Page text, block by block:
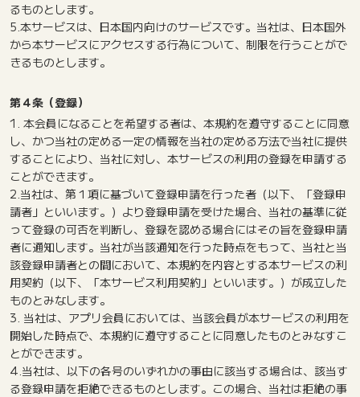
るものとします。
5.本サービスは、日本国内向けのサービスです。当社は、日本国外
から本サービスにアクセスする行為について、制限を行うことがで
きるものとします。
第４条（登録）
1. 本会員になることを希望する者は、本規約を遵守することに同意
し、かつ当社の定める一定の情報を当社の定める方法で当社に提供
することにより、当社に対し、本サービスの利用の登録を申請する
ことができます。
2.当社は、第１項に基づいて登録申請を行った者（以下、「登録申
請者」といいます。）より登録申請を受けた場合、当社の基準に従
って登録の可否を判断し、登録を認める場合にはその旨を登録申請
者に通知します。当社が当該通知を行った時点をもって、当社と当
該登録申請者との間において、本規約を内容とする本サービスの利
用契約（以下、「本サービス利用契約」といいます。）が成立した
ものとみなします。
3. 当社は、アプリ会員においては、当該会員が本サービスの利用を
開始した時点で、本規約に遵守することに同意したものとみなすこ
とができます。
4.当社は、以下の各号のいずれかの事由に該当する場合は、該当す
る登録申請を拒絶できるものとします。この場合、当社は拒絶の事